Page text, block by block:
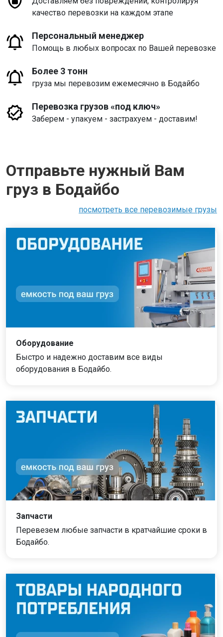
качество перевозки на каждом этапе
Персональный менеджер
Помощь в любых вопросах по Вашей перевозке
Более 3 тонн
груза мы перевозим ежемесячно в Бодайбо
Перевозка грузов «под ключ»
Заберем - упакуем - застрахуем - доставим!
Отправьте нужный Вам
груз в Бодайбо
посмотреть все перевозимые грузы
Оборудование
Быстро и надежно доставим все виды
оборудования в Бодайбо.
Запчасти
Перевезем любые запчасти в кратчайшие сроки в
Бодайбо.